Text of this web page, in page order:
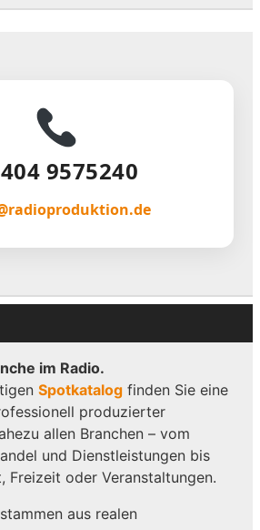
9575240
im Radio.
Spotkatalogfinden Sie eine
produzierter
allen Branchen – vom
und Dienstleistungen bis
Freizeit oder Veranstaltungen.
aus realen